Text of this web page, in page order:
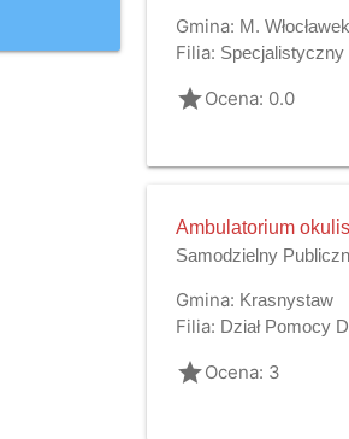
Gmina: M. Włocławek
Filia:
gradeOcena: 0.0
Ambulatorium
Samodzielny
Gmina: Krasnystaw
Filia: Dział Pomocy
gradeOcena: 3